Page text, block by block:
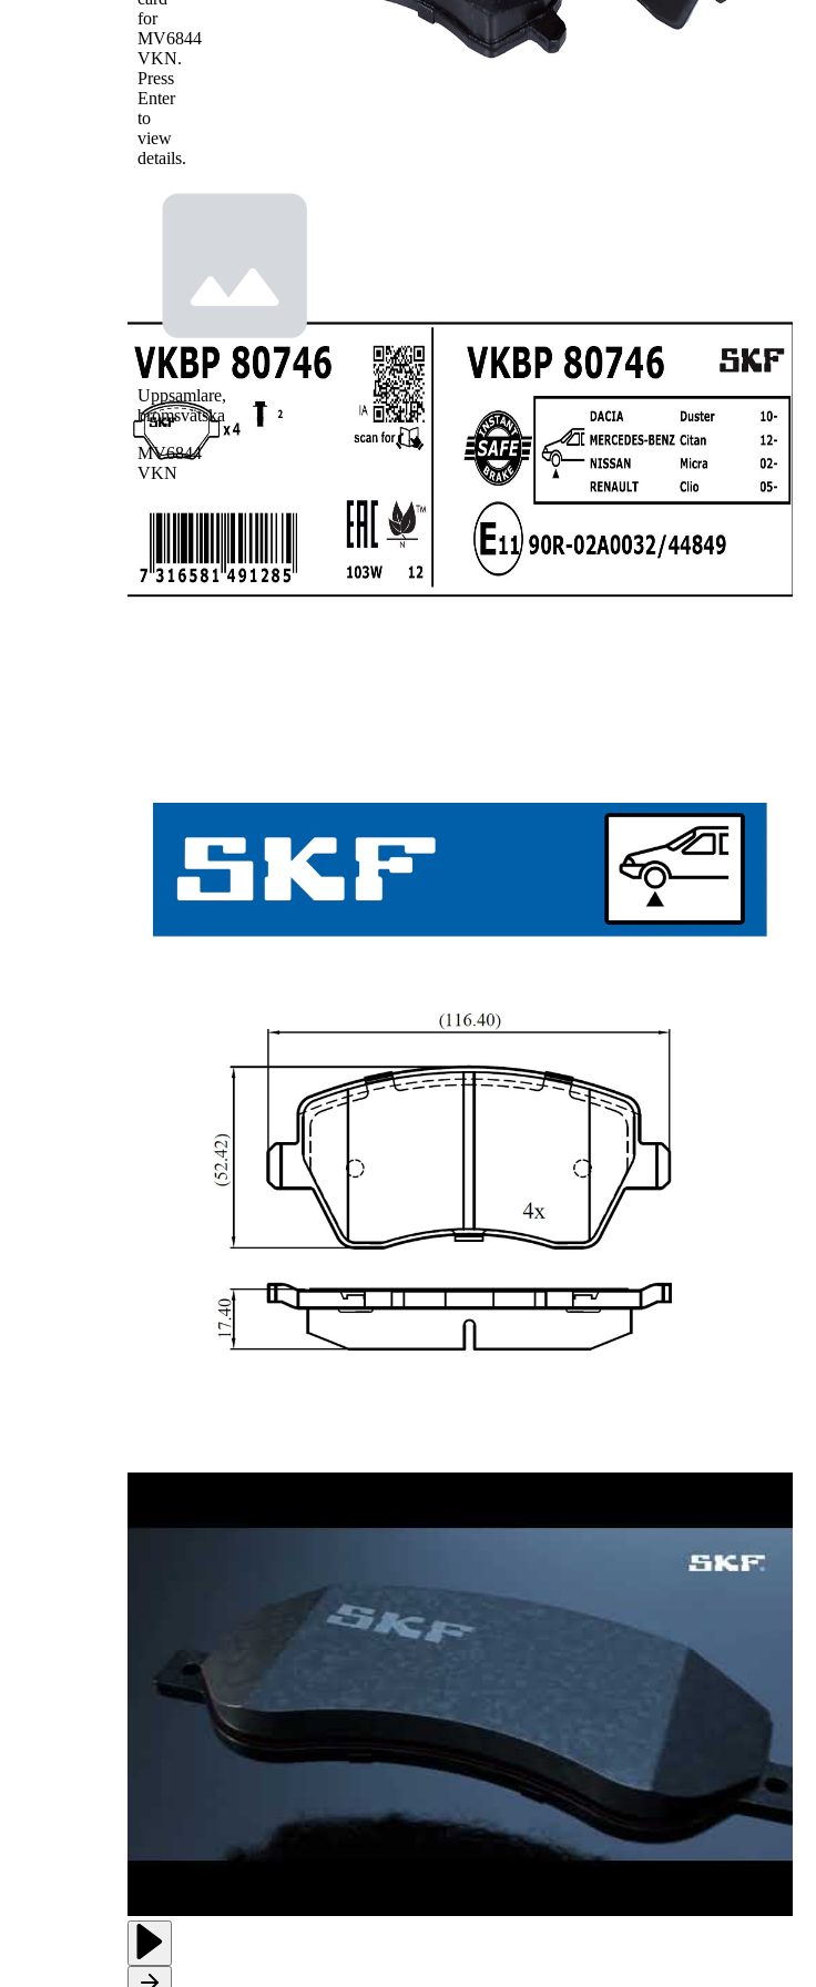
for
MV6844
VKN.
Press
Enter
to
view
details.
Uppsamlare,
bromsvätska
MV6844
VKN